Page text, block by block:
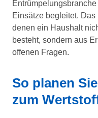
Einsätze begleitet.
denen ein Haushalt
besteht, sondern aus
offenen Fragen.
So planen
zum